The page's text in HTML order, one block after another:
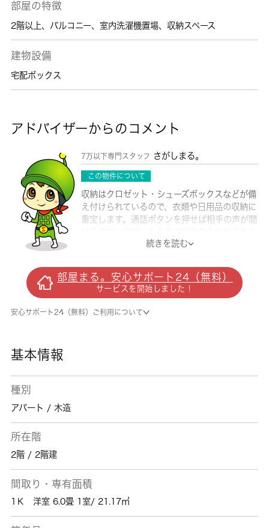
部屋の特徴
2階以上、 バルコニー、 室内洗濯機置場、 収納スペース
建物設備
宅配ボックス
アドバイザーからのコメント
7万以下専門スタッフ さがしまる。
この物件について
収納はクロゼット・シューズボックスなどが備
え付けられているので、衣類や日用品の収納に
重宝します。通話ボタンを押せば相手の声が聞
れるインターホンがあります。浴室乾燥機を備
場を使えば居住スペースを広く確保できます。
スケジュール調整が難しい方にとってインター
ネットが無料であるため、インターネット回線
の工事が不要で便利です。これからペットを育
続きを読む
部屋まる。安心サポート24（無料）
サービスを開始しました！
安心サポート24（無料）ご利用について
基本情報
種別
アパート / 木造
所在階
2階 / 2階建
間取り・専有面積
1Ｋ 洋室 6.0畳 1室/ 21.17㎡